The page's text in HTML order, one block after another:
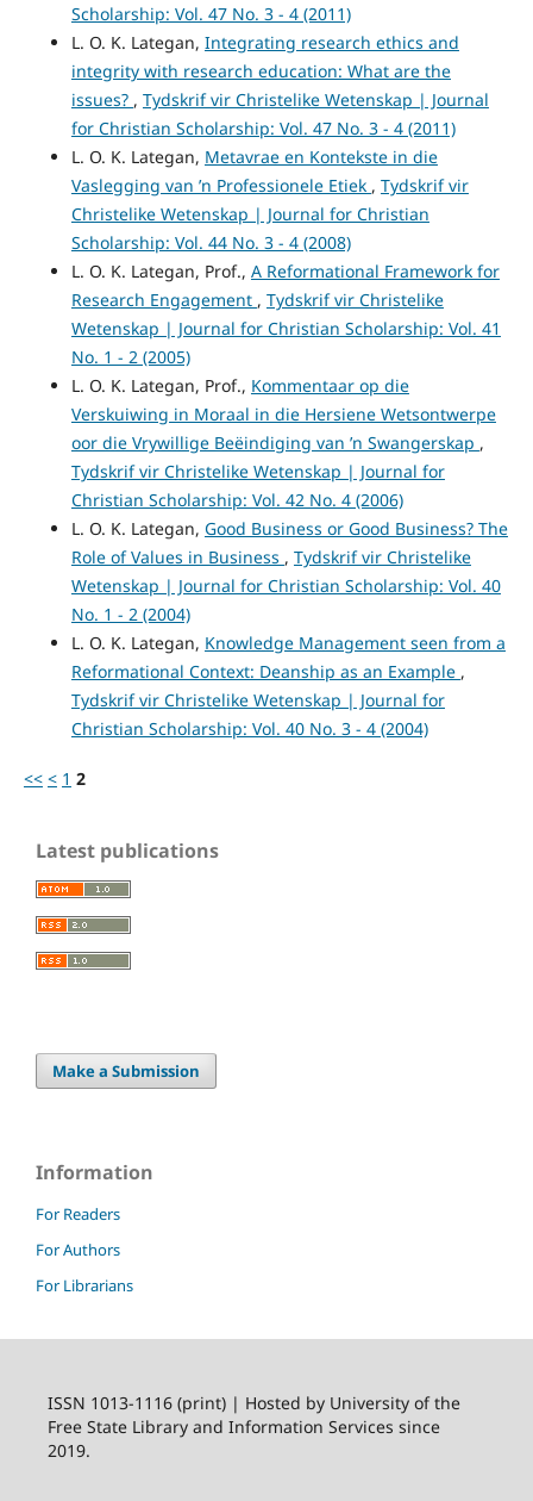
Scholarship: Vol. 47 No. 3 - 4 (2011)
L. O. K. Lategan, Integrating research ethics and
integrity with research education: What are the
issues? , Tydskrif vir Christelike Wetenskap | Journal
for Christian Scholarship: Vol. 47 No. 3 - 4 (2011)
L. O. K. Lategan, Metavrae en Kontekste in die
Vaslegging van ’n Professionele Etiek , Tydskrif vir
Christelike Wetenskap | Journal for Christian
Scholarship: Vol. 44 No. 3 - 4 (2008)
L. O. K. Lategan, Prof., A Reformational Framework for
Research Engagement , Tydskrif vir Christelike
Wetenskap | Journal for Christian Scholarship: Vol. 41
No. 1 - 2 (2005)
L. O. K. Lategan, Prof., Kommentaar op die
Verskuiwing in Moraal in die Hersiene Wetsontwerpe
oor die Vrywillige Beëindiging van ’n Swangerskap ,
Tydskrif vir Christelike Wetenskap | Journal for
Christian Scholarship: Vol. 42 No. 4 (2006)
L. O. K. Lategan, Good Business or Good Business? The
Role of Values in Business , Tydskrif vir Christelike
Wetenskap | Journal for Christian Scholarship: Vol. 40
No. 1 - 2 (2004)
L. O. K. Lategan, Knowledge Management seen from a
Reformational Context: Deanship as an Example ,
Tydskrif vir Christelike Wetenskap | Journal for
Christian Scholarship: Vol. 40 No. 3 - 4 (2004)
<< < 1 2
Latest publications
Make a Submission
Information
For Readers
For Authors
For Librarians
ISSN 1013-1116 (print) | Hosted by University of the
Free State Library and Information Services since
2019.